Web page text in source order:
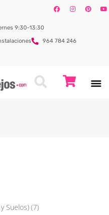
9:30-13:30
964 784 246
Suelos)(7)